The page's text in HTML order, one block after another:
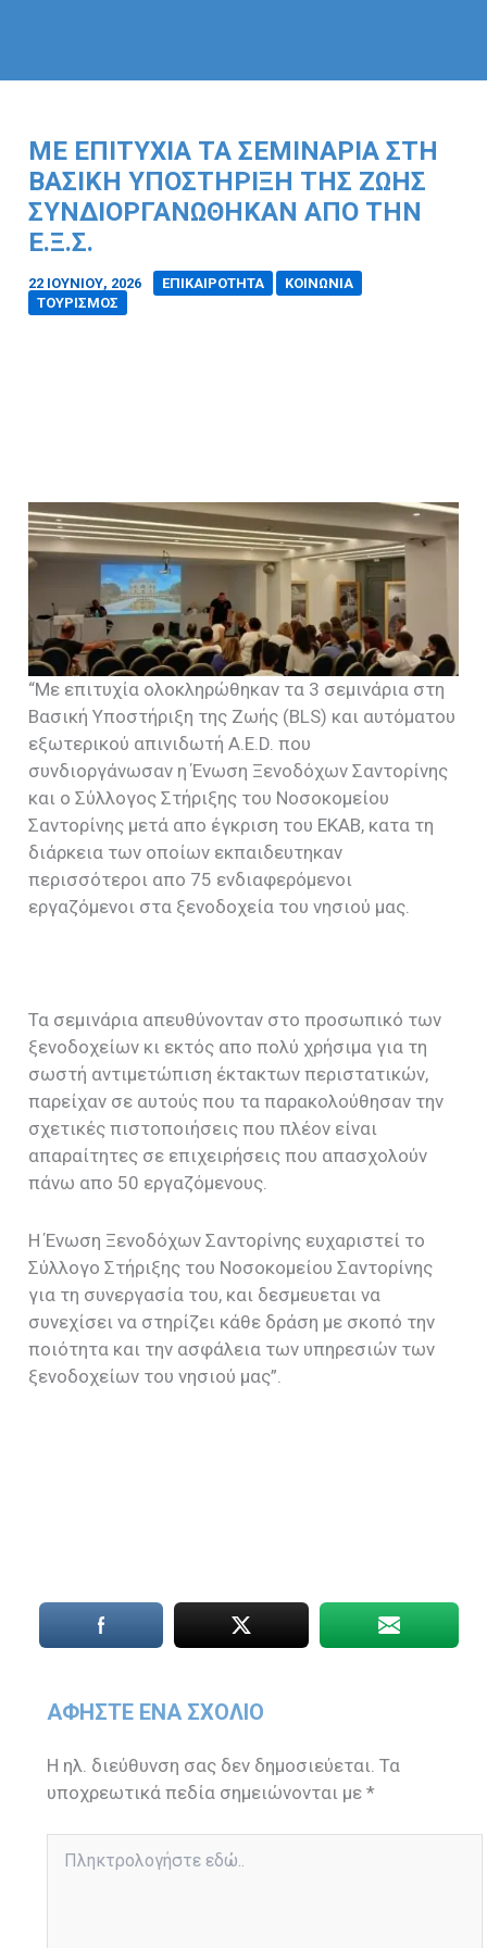
ΜΕ ΕΠΙΤΥΧΊΑ ΤΑ ΣΕΜΙΝΆΡΙΑ ΣΤΗ
ΒΑΣΙΚΉ ΥΠΟΣΤΉΡΙΞΗ ΤΗΣ ΖΩΉΣ
ΣΥΝΔΙΟΡΓΑΝΏΘΗΚΑΝ ΑΠΟ ΤΗΝ
Ε.Ξ.Σ.
22 ΙΟΥΝΊΟΥ, 2026 ΕΠΙΚΑΙΡΟΤΗΤΑ
ΚΟΙΝΩΝΙΑ
ΤΟΥΡΙΣΜΟΣ
“Με επιτυχία ολοκληρώθηκαν τα 3 σεμινάρια στη
Βασική Υποστήριξη της Ζωής (BLS) και αυτόματου
εξωτερικού απινιδωτή A.E.D. που
συνδιοργάνωσαν η Ένωση Ξενοδόχων Σαντορίνης
και ο Σύλλογος Στήριξης του Νοσοκομείου
Σαντορίνης μετά απο έγκριση του ΕΚΑΒ, κατα τη
διάρκεια των οποίων εκπαιδευτηκαν
περισσότεροι απο 75 ενδιαφερόμενοι
εργαζόμενοι στα ξενοδοχεία του νησιού μας.
Τα σεμινάρια απευθύνονταν στο προσωπικό των
ξενοδοχείων κι εκτός απο πολύ χρήσιμα για τη
σωστή αντιμετώπιση έκτακτων περιστατικών,
παρείχαν σε αυτούς που τα παρακολούθησαν την
σχετικές πιστοποιήσεις που πλέον είναι
απαραίτητες σε επιχειρήσεις που απασχολούν
πάνω απο 50 εργαζόμενους.
Η Ένωση Ξενοδόχων Σαντορίνης ευχαριστεί το
Σύλλογο Στήριξης του Νοσοκομείου Σαντορίνης
για τη συνεργασία του, και δεσμευεται να
συνεχίσει να στηρίζει κάθε δράση με σκοπό την
ποιότητα και την ασφάλεια των υπηρεσιών των
ξενοδοχείων του νησιού μας”.
ΑΦΉΣΤΕ ΈΝΑ ΣΧΌΛΙΟ
Η ηλ. διεύθυνση σας δεν δημοσιεύεται. Τα
υποχρεωτικά πεδία σημειώνονται με*
εδώ..